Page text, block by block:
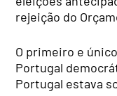
rejeição do
O primeiro e
Portugal
Portugal estava